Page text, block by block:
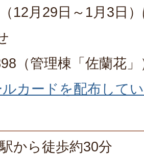
12月29日～1月3日
（管理棟「佐蘭花」
カードを配布して
から徒歩約30分